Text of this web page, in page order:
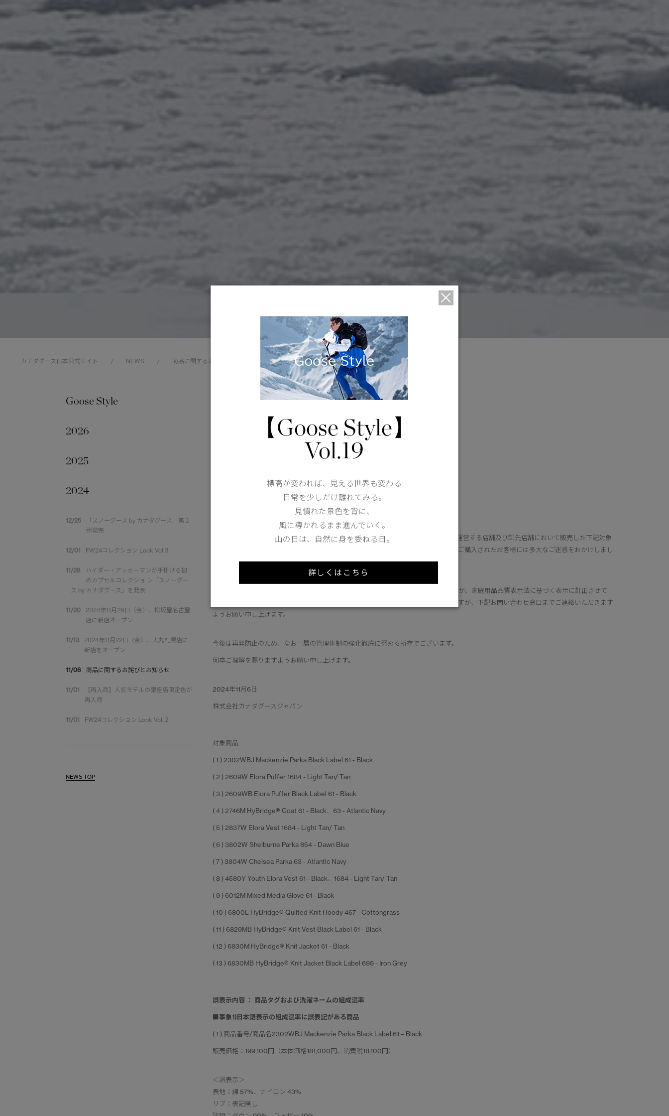
カナダグース日本公式サイト / NEWS / 商品に関するお詫びとお知らせ
商品に関するお詫びとお知らせ
平素は格別のご愛顧を賜り、厚く御礼申し上げます。
この度、2024年6月1日から2024年9月12日までの間に、弊社倉庫より出荷し弊社が運営する店舗及び卸先店舗において販売した下記対象
商品の一部におきまして、組成表記に誤りがあることが判明致しました。当該商品をご購入されたお客様には多大なご迷惑をおかけしまし
たことを深くお詫び申し上げます。
対象商品につきましては品質上、及びクリーニング表示に関して問題はございませんが、家庭用品品質表示法に基づく表示に訂正させて
いただきますので、対象商品をご購入のお客様におかれましてはお手数ではございますが、下記お問い合わせ窓口までご連絡いただきます
ようお願い申し上げます。
今後は再発防止のため、なお一層の管理体制の強化徹底に努める所存でございます。
何卒ご理解を賜りますようお願い申し上げます。
2024年11月6日
株式会社カナダグースジャパン
対象商品
( 1 ) 2302WBJ Mackenzie Parka Black Label 61 - Black
( 2 ) 2609W Elora Puffer 1684 - Light Tan/ Tan
( 3 ) 2609WB Elora Puffer Black Label 61 - Black
( 4 ) 2746M HyBridge® Coat 61 - Black、63 - Atlantic Navy
( 5 ) 2837W Elora Vest 1684 - Light Tan/ Tan
( 6 ) 3802W Shelburne Parka 854 - Dawn Blue
( 7 ) 3804W Chelsea Parka 63 - Atlantic Navy
( 8 ) 4580Y Youth Elora Vest 61 - Black、1684 - Light Tan/ Tan
( 9 ) 6012M Mixed Media Glove 61 - Black
( 10 ) 6800L HyBridge® Quilted Knit Hoody 467 - Cottongrass
( 11 ) 6829MB HyBridge® Knit Vest Black Label 61 - Black
( 12 ) 6830M HyBridge® Knit Jacket 61 - Black
( 13 ) 6830MB HyBridge® Knit Jacket Black Label 699 - Iron Grey
誤表示内容 ： 商品タグおよび洗濯ネームの組成混率
■事象1)日本語表示の組成混率に誤表記がある商品
( 1 ) 商品番号/商品名2302WBJ Mackenzie Parka Black Label 61 – Black
販売価格：199,100円（本体価格181,000円、消費税18,100円）
＜誤表示＞
表地：綿 57%、ナイロン 43%
リブ：表記無し
Goose Style
2026
2025
2024
12/25
「スノーグース by カナダグース」第２
弾発売
12/01 FW24コレクション Look Vol.3
11/28
ハイダー・アッカーマンが手掛ける初
のカプセルコレクショ ン「スノーグー
ス by カナダグース」を発表
11/20
2024年11月29日（金）、松坂屋名古屋
店に新店オープン
11/13
2024年11月22日（金）、大丸札幌店に
新店をオープン
11/06 商品に関するお詫びとお知らせ
11/01
【再入荷】人気モデルの銀座店限定色が
再入荷
11/01 FW24コレクション Look Vol.２
NEWS TOP
【Goose Style】
Vol.19
標高が変われば、見える世界も変わる
日常を少しだけ離れてみる。
見慣れた景色を背に、
風に導かれるまま進んでいく。
山の日は、自然に身を委ねる日。
詳しくはこちら